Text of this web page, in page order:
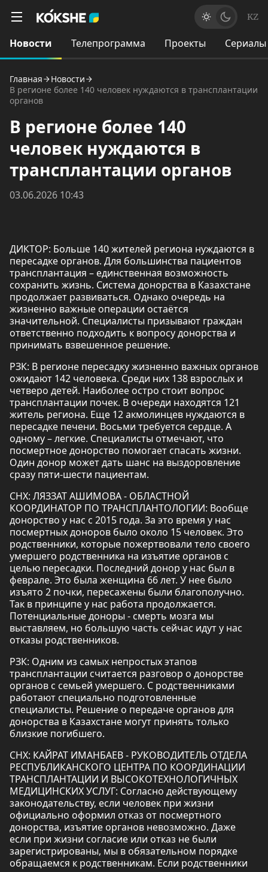
KZ
Новости Телепрограмма Проекты Сериалы
Главная
Новости
В регионе более 140 человек нуждаются в трансплантации
органов
В регионе более 140
человек нуждаются в
трансплантации органов
03.06.2026 10:43
ДИКТОР: Больше 140 жителей региона нуждаются в
пересадке органов. Для большинства пациентов
трансплантация – единственная возможность
сохранить жизнь. Система донорства в Казахстане
продолжает развиваться. Однако очередь на
жизненно важные операции остаётся
значительной. Специалисты призывают граждан
ответственно подходить к вопросу донорства и
принимать взвешенное решение.
РЗК: В регионе пересадку жизненно важных органов
ожидают 142 человека. Среди них 138 взрослых и
четверо детей. Наиболее остро стоит вопрос
трансплантации почек. В очереди находятся 121
житель региона. Еще 12 акмолинцев нуждаются в
пересадке печени. Восьми требуется сердце. А
одному – легкие. Специалисты отмечают, что
посмертное донорство помогает спасать жизни.
Один донор может дать шанс на выздоровление
сразу пяти-шести пациентам.
СНХ: ЛЯЗЗАТ АШИМОВА - ОБЛАСТНОЙ
КООРДИНАТОР ПО ТРАНСПЛАНТОЛОГИИ: Вообще
донорство у нас с 2015 года. За это время у нас
посмертных доноров было около 15 человек. Это
родственники, которые пожертвовали тело своего
умершего родственника на изъятие органов с
целью пересадки. Последний донор у нас был в
феврале. Это была женщина 66 лет. У нее было
изъято 2 почки, пересажены были благополучно.
Так в принципе у нас работа продолжается.
Потенциальные доноры - смерть мозга мы
выставляем, но большую часть сейчас идут у нас
отказы родственников.
РЗК: Одним из самых непростых этапов
трансплантации считается разговор о донорстве
органов с семьей умершего. С родственниками
работают специально подготовленные
специалисты. Решение о передаче органов для
донорства в Казахстане могут принять только
близкие погибшего.
СНХ: КАЙРАТ ИМАНБАЕВ - РУКОВОДИТЕЛЬ ОТДЕЛА
РЕСПУБЛИКАНСКОГО ЦЕНТРА ПО КООРДИНАЦИИ
ТРАНСПЛАНТАЦИИ И ВЫСОКОТЕХНОЛОГИЧНЫХ
МЕДИЦИНСКИХ УСЛУГ: Согласно действующему
законодательству, если человек при жизни
официально оформил отказ от посмертного
донорства, изъятие органов невозможно. Даже
если при жизни согласие или отказ не были
зарегистрированы, мы в обязательном порядке
обращаемся к родственникам. Если родственники